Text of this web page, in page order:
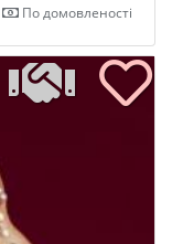
По домовленості